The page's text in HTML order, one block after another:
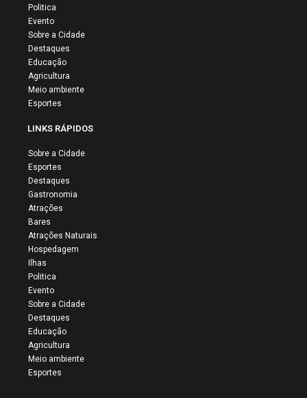
Politica
Evento
Sobre a Cidade
Destaques
Educação
Agricultura
Meio ambiente
Esportes
LINKS RÁPIDOS
Sobre a Cidade
Esportes
Destaques
Gastronomia
Atrações
Bares
Atrações Naturais
Hospedagem
Ilhas
Politica
Evento
Sobre a Cidade
Destaques
Educação
Agricultura
Meio ambiente
Esportes